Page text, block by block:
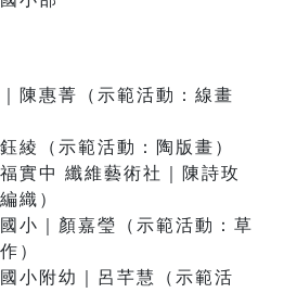
陳惠菁（示範活動：線畫
綾（示範活動：陶版畫）
實中 纖維藝術社｜陳詩玫
織）
小｜顏嘉瑩（示範活動：草
）
小附幼｜呂芊慧（示範活